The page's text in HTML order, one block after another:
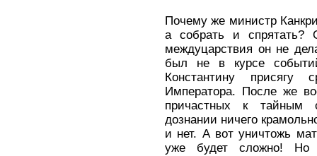
Почему же министр
а собрать и спрятать?
междуцарствия он не
был не в курсе
Константину присягу
Императора. После же
причастных к тайным
дознании ничего
и нет. А вот уничтожь
уже будет сложно! Но